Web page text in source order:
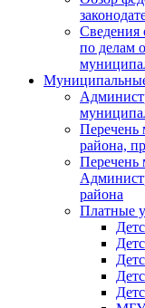
Сведения
по делам
Перечень
района,
Перечень
района
Платные